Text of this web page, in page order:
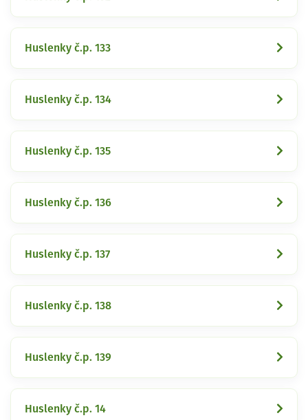
Huslenky č.p. 133
Huslenky č.p. 134
Huslenky č.p. 135
Huslenky č.p. 136
Huslenky č.p. 137
Huslenky č.p. 138
Huslenky č.p. 139
Huslenky č.p. 14